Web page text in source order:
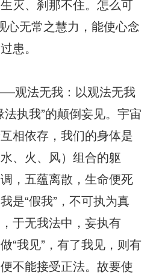
灭、刹那不住。怎么可
心无常之慧力，能使心念
患。
法无我：以观法无我
法执我”的颠倒妄见。宇宙
相依存，我们的身体是
、火、风）组合的躯
，五蕴离散，生命便死
是“假我”，不可执为真
于无我法中，妄执有
“我见”，有了我见，则有
不能接受正法。故要使